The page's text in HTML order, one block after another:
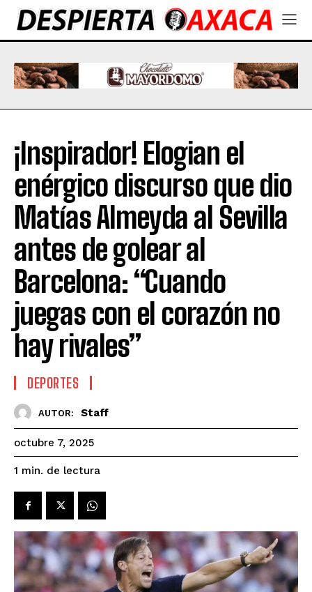
¡Inspirador! Elogian el
enérgico discurso que dio
Matías Almeyda al Sevilla
antes de golear al
Barcelona: “Cuando
juegas con el corazón no
hay rivales”
DEPORTES
AUTOR: Staff
octubre 7, 2025
1 min. de lectura